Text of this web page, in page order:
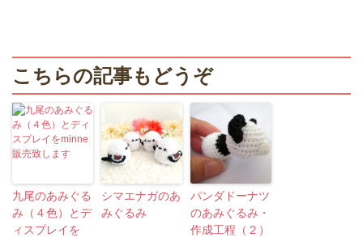
こちらの記事もどうぞ
九尾のあみぐる
み（４色）とデ
ィスプレイを
シマエナガのあ
みぐるみ
パンダドーナツ
のあみぐるみ・
作成工程（２）